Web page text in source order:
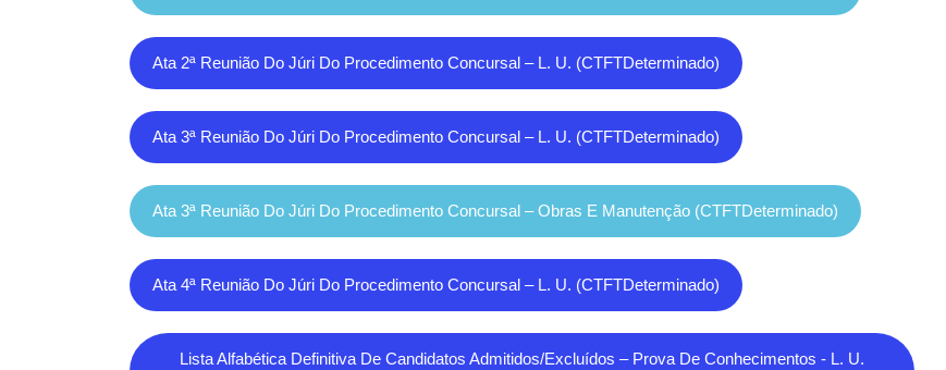
Ata 2ª Reunião Do Júri Do Procedimento Concursal – L. U. (CTFTDeterminado)
Ata 3ª Reunião Do Júri Do Procedimento Concursal – L. U. (CTFTDeterminado)
Ata 3ª Reunião Do Júri Do Procedimento Concursal – Obras E Manutenção (CTFTDeterminado)
Ata 4ª Reunião Do Júri Do Procedimento Concursal – L. U. (CTFTDeterminado)
Lista Alfabética Definitiva De Candidatos Admitidos/excluídos – Prova De Conhecimentos - L. U.